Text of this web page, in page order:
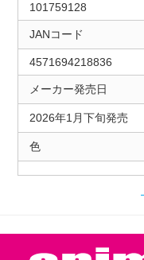
101759128
JANコード
4571694218836
メーカー発売日
2026年1月下旬発売
色